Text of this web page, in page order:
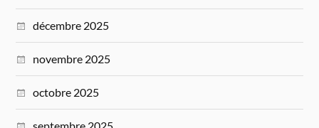
décembre 2025
novembre 2025
octobre 2025